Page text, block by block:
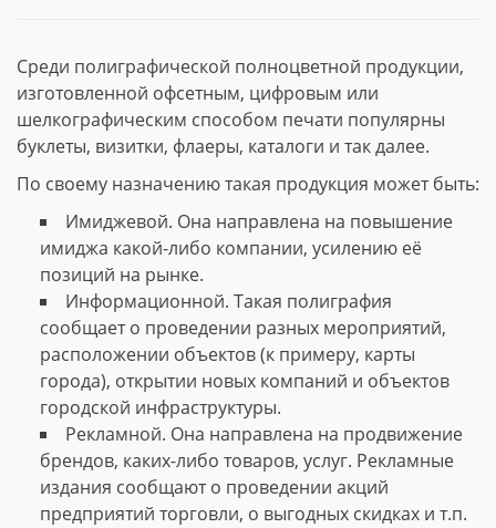
Среди полиграфической полноцветной продукции,
изготовленной офсетным, цифровым или
шелкографическим способом печати популярны
буклеты, визитки, флаеры, каталоги и так далее.
По своему назначению такая продукция может быть:
Имиджевой. Она направлена на повышение
имиджа какой-либо компании, усилению её
позиций на рынке.
Информационной. Такая полиграфия
сообщает о проведении разных мероприятий,
расположении объектов (к примеру, карты
города), открытии новых компаний и объектов
городской инфраструктуры.
Рекламной. Она направлена на продвижение
брендов, каких-либо товаров, услуг. Рекламные
издания сообщают о проведении акций
предприятий торговли, о выгодных скидках и т.п.